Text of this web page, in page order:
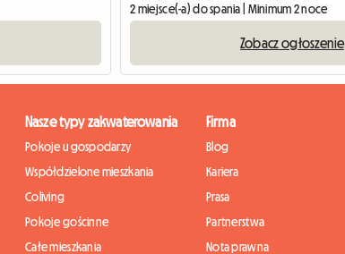
2 miejsce(-a) do spania | Minimum 2 noce
Zobacz ogłoszenie
Nasze typy zakwaterowania
Pokoje u gospodarzy
Współdzielone mieszkania
Coliving
Pokoje gościnne
Całe mieszkania
Firma
Blog
Kariera
Prasa
Partnerstwa
Nota prawna